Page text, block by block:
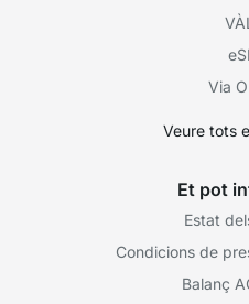
Via
Veure tots
Et pot
Estat
Condicions de
Balanç